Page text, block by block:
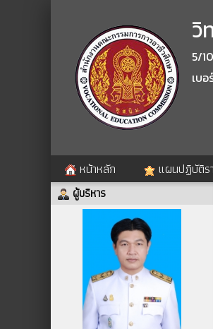
วิ
5/
เบ
หน้าหลัก แผนปฏิบัติร
ผู้บริหาร